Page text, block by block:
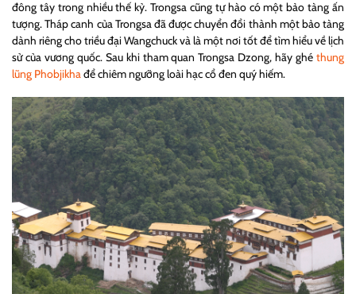
đông tây trong nhiều thế kỷ. Trongsa cũng tự hào có một bảo tàng ấn
tượng. Tháp canh của Trongsa đã được chuyển đổi thành một bảo tàng
dành riêng cho triều đại Wangchuck và là một nơi tốt để tìm hiểu về lịch
sử của vương quốc. Sau khi tham quan Trongsa Dzong, hãy ghé thung
lũng Phobjikhađể chiêm ngưỡng loài hạc cổ đen quý hiếm.